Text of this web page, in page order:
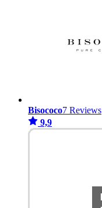
Bisococo7 Reviews
9,9